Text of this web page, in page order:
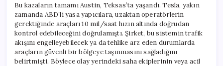
Bu kazaların tamamı Austin, Teksas’ta yaşandı. Tesla, yakın
zamanda ABD’li yasa yapıcılara, uzaktan operatörlerin
gerektiğinde araçları 10 mil/saat hızın altında doğrudan
kontrol edebileceğini doğrulamıştı. Şirket, bu sistemin trafik
akışını engelleyebilecek ya da tehlike arz eden durumlarda
araçların güvenli bir bölgeye taşınmasını sağladığını
belirtmişti. Böylece olay yerindeki saha ekiplerinin veya acil